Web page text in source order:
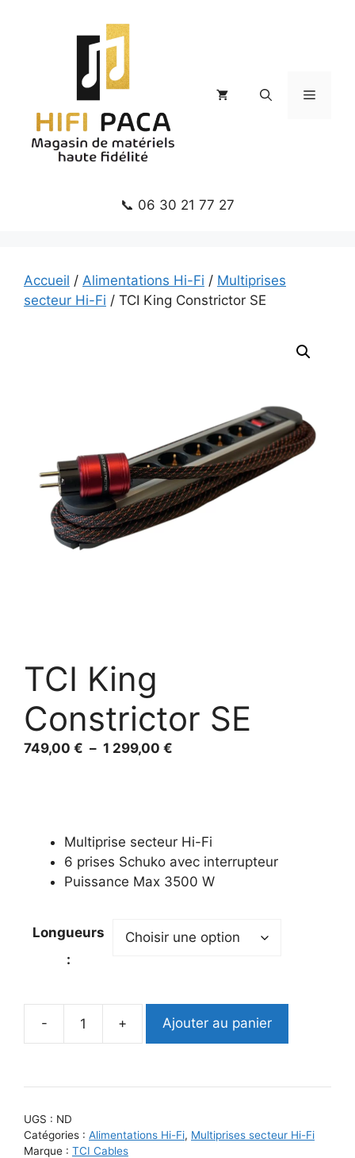
Menu
📞 06 30 21 77 27
Accueil / Alimentations Hi-Fi / Multiprises
secteur Hi-Fi / TCI King Constrictor SE
TCI King
Constrictor SE
749,00 € – 1 299,00 €
1
299,00 €
Multiprise secteur Hi-Fi
6 prises Schuko avec interrupteur
Puissance Max 3500 W
Longueurs
:
-
quantité
King
SE
+ Ajouter au panier
UGS : ND
Catégories : Alimentations Hi-Fi, Multiprises secteur Hi-Fi
Marque : TCI Cables